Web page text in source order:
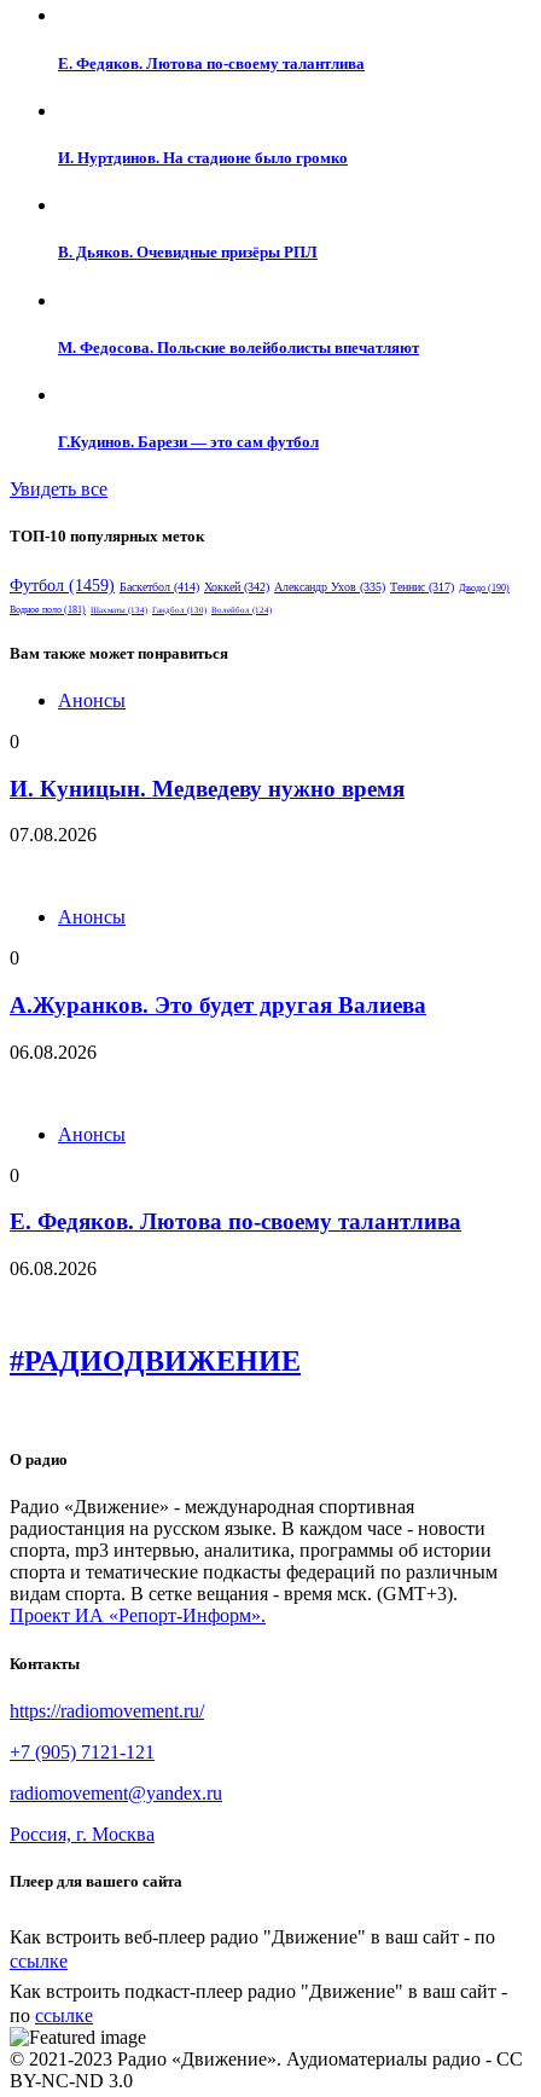
Е. Федяков. Лютова по-своему талантлива
И. Нуртдинов. На стадионе было громко
В. Дьяков. Очевидные призёры РПЛ
М. Федосова. Польские волейболисты впечатляют
Г.Кудинов. Барези — это сам футбол
Увидеть все
ТОП-10 популярных меток
Футбол (1459) Баскетбол (414) Хоккей (342) Александр Ухов (335) Теннис (317) Дзюдо (190)
Водное поло (181) Шахматы (134) Гандбол (130) Волейбол (124)
Вам также может понравиться
Анонсы
0
И. Куницын. Медведеву нужно время
07.08.2026
Анонсы
0
А.Журанков. Это будет другая Валиева
06.08.2026
Анонсы
0
Е. Федяков. Лютова по-своему талантлива
06.08.2026
#РАДИОДВИЖЕНИЕ
О радио
Радио «Движение» - международная спортивная
радиостанция на русском языке. В каждом часе - новости
спорта, mp3 интервью, аналитика, программы об истории
спорта и тематические подкасты федераций по различным
видам спорта. В сетке вещания - время мск. (GMT+3).
Проект ИА «Репорт-Информ».
Контакты
https://radiomovement.ru/
+7 (905) 7121-121
radiomovement@yandex.ru
Россия, г. Москва
Плеер для вашего сайта
Как встроить веб-плеер радио "Движение" в ваш сайт - по
ссылке
Как встроить подкаст-плеер радио "Движение" в ваш сайт -
по ссылке
© 2021-2023 Радио «Движение». Аудиоматериалы радио - CC
BY-NC-ND 3.0